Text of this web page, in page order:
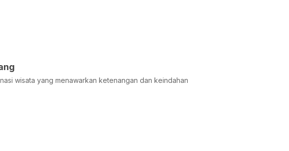
wisata yang menawarkan ketenangan dan keindahan